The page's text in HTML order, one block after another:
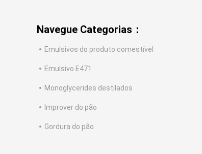
Navegue Categorias：
Emulsivos do produto comestível
Emulsivo E471
Monoglycerides destilados
Improver do pão
Gordura do pão